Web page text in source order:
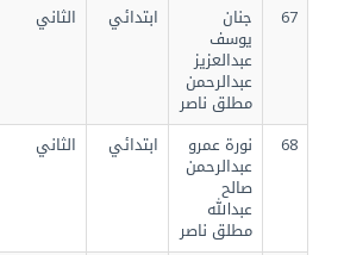
جنان
يوسف
عبدالعزيز
عبدالرحمن
مطلق ناصر
ابتدائي الثاني
نورة عمرو
عبدالرحمن
صالح
عبدالله
مطلق ناصر
ابتدائي الثاني